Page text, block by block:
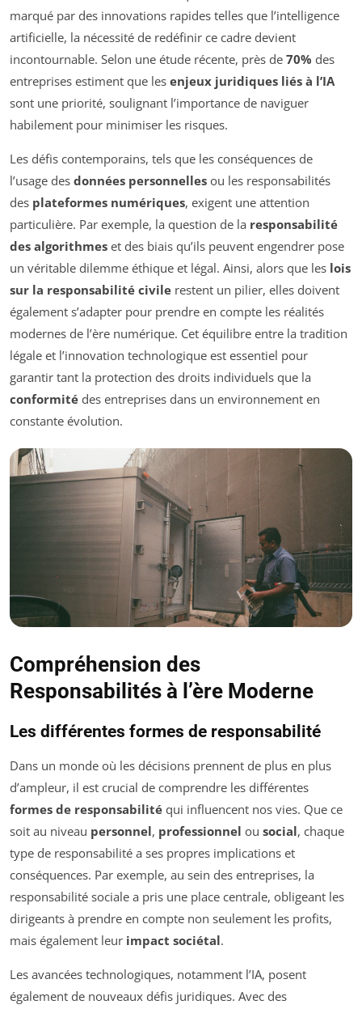
marqué par des innovations rapides telles que l’intelligence
artificielle, la nécessité de redéfinir ce cadre devient
incontournable. Selon une étude récente, près de 70% des
entreprises estiment que les enjeux juridiques liés à l’IA
sont une priorité, soulignant l’importance de naviguer
habilement pour minimiser les risques.
Les défis contemporains, tels que les conséquences de
l’usage des données personnelles ou les responsabilités
des plateformes numériques, exigent une attention
particulière. Par exemple, la question de la responsabilité
des algorithmes et des biais qu’ils peuvent engendrer pose
un véritable dilemme éthique et légal. Ainsi, alors que les lois
sur la responsabilité civile restent un pilier, elles doivent
également s’adapter pour prendre en compte les réalités
modernes de l’ère numérique. Cet équilibre entre la tradition
légale et l’innovation technologique est essentiel pour
garantir tant la protection des droits individuels que la
conformité des entreprises dans un environnement en
constante évolution.
Compréhension des
Responsabilités à l’ère Moderne
Les différentes formes de responsabilité
Dans un monde où les décisions prennent de plus en plus
d’ampleur, il est crucial de comprendre les différentes
formes de responsabilité qui influencent nos vies. Que ce
soit au niveau personnel, professionnel ou social, chaque
type de responsabilité a ses propres implications et
conséquences. Par exemple, au sein des entreprises, la
responsabilité sociale a pris une place centrale, obligeant les
dirigeants à prendre en compte non seulement les profits,
mais également leur impact sociétal.
Les avancées technologiques, notamment l’IA, posent
également de nouveaux défis juridiques. Avec des